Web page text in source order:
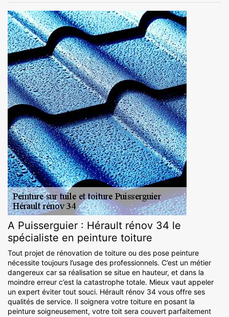
A Puisserguier : Hérault rénov 34 le
spécialiste en peinture toiture
Tout projet de rénovation de toiture ou des pose peinture
nécessite toujours l’usage des professionnels. C’est un métier
dangereux car sa réalisation se situe en hauteur, et dans la
moindre erreur c’est la catastrophe totale. Mieux vaut appeler
un expert éviter tout souci. Hérault rénov 34 vous offre ses
qualités de service. Il soignera votre toiture en posant la
peinture soigneusement, votre toit sera couvert parfaitement